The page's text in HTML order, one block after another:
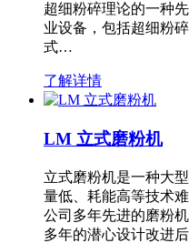
超细粉碎理论的一种
业设备，包括超细粉
式…
了解详情
LM 立式磨粉机
立式磨粉机是一种大
量低、耗能高等技术
公司多年先进的磨粉
多年的潜心设计改进